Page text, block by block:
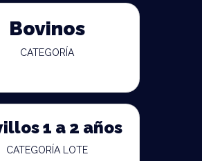
Bovinos
CATEGORÍA
1 a 2 años
CATEGORÍA LOTE